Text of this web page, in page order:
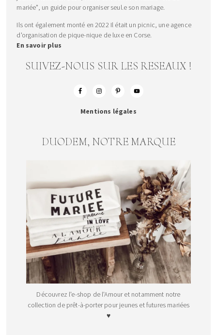
mariée", un guide pour organiser seul.e son mariage.
Ils ont également monté en 2022 Il était un picnic, une agence
d'organisation de pique-nique de luxe en Corse.
En savoir plus
SUIVEZ-NOUS SUR LES RESEAUX !
Mentions légales
DUODEM, NOTRE MARQUE
Découvrez l'e-shop de l'Amour et notamment notre
collection de prêt-à-porter pour jeunes et futures mariées
♥